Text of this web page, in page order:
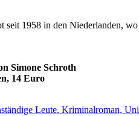
1958 in den Niederlanden,
Simone Schroth
14 Euro
Leute. Kriminalroman,